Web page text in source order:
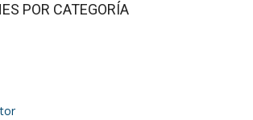
POR CATEGORÍA